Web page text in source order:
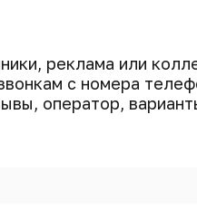
реклама или
с номера
оператор,